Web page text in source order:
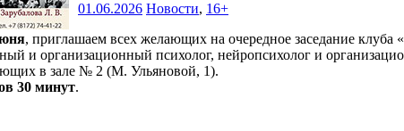
01.06.2026 Новости, 16+
, приглашаем всех желающих на очередное заседание
и организационный психолог, нейропсихолог и
в зале № 2 (М. Ульяновой, 1).
30 минут.